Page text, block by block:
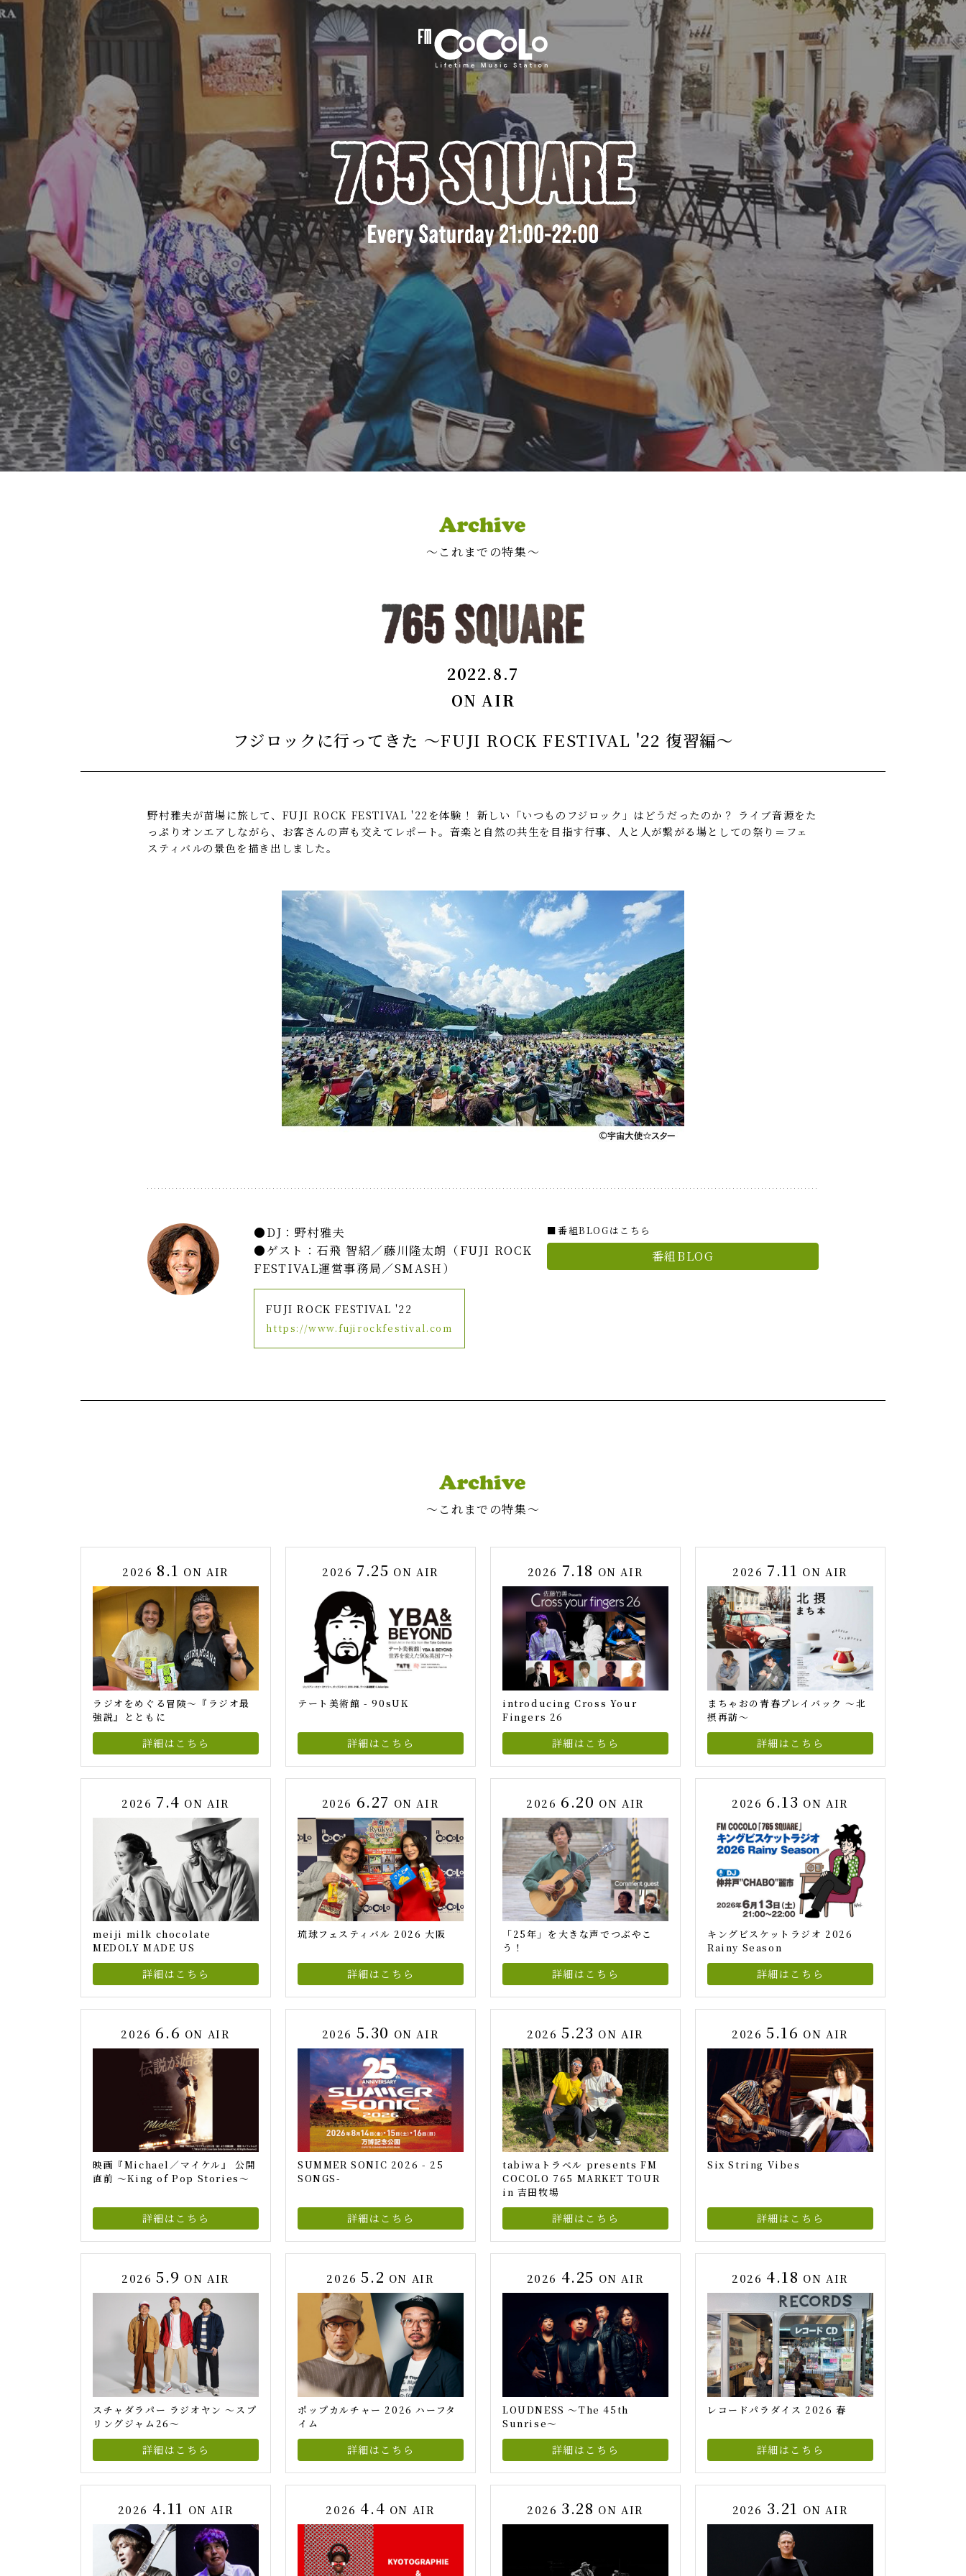
〜これまでの特集〜
2022.8.7
ON AIR
フジロックに行ってきた ～FUJI ROCK FESTIVAL '22 復習編～
野村雅夫が苗場に旅して、FUJI ROCK FESTIVAL '22を体験！ 新しい「いつものフジロック」はどうだったのか？ ライブ音源をた
っぷりオンエアしながら、お客さんの声も交えてレポート。音楽と自然の共生を目指す行事、人と人が繋がる場としての祭り＝フェ
スティバルの景色を描き出しました。
DJ：野村雅夫
ゲスト：石飛 智紹／藤川隆太朗（FUJI ROCK
FESTIVAL運営事務局／SMASH）
FUJI ROCK FESTIVAL '22
https://www.fujirockfestival.com
■番組BLOGはこちら
番組BLOG
〜これまでの特集〜
2026 8.1 ON AIR
ラジオをめぐる冒険～『ラジオ最
強説』とともに
詳細はこちら
2026 7.25 ON AIR
テート美術館 - 90sUK
詳細はこちら
2026 7.18 ON AIR
introducing Cross Your
Fingers 26
詳細はこちら
2026 7.11 ON AIR
まちゃおの青春プレイバック ～北
摂再訪～
詳細はこちら
2026 7.4 ON AIR
meiji milk chocolate
MEDOLY MADE US
詳細はこちら
2026 6.27 ON AIR
琉球フェスティバル 2026 大阪
詳細はこちら
2026 6.20 ON AIR
「25年」を大きな声でつぶやこ
う！
詳細はこちら
2026 6.13 ON AIR
キングビスケットラジオ 2026
Rainy Season
詳細はこちら
2026 6.6 ON AIR
映画『Michael／マイケル』 公開
直前 ～King of Pop Stories～
詳細はこちら
2026 5.30 ON AIR
SUMMER SONIC 2026 - 25
SONGS-
詳細はこちら
20265.23 ON AIR
tabiwaトラベル presents FM
COCOLO 765 MARKET TOUR
in 吉田牧場
詳細はこちら
20265.16 ON AIR
Six String Vibes
詳細はこちら
2026 5.9 ON AIR
スチャダラパー ラジオヤン ～スプ
リングジャム26～
詳細はこちら
20265.2 ON AIR
ポップカルチャー 2026 ハーフタ
イム
詳細はこちら
2026 4.25 ON AIR
LOUDNESS ～The 45th
Sunrise～
詳細はこちら
2026 4.18 ON AIR
レコードパラダイス 2026 春
詳細はこちら
2026 4.11 ON AIR 2026 4.4 ON AIR 2026 3.28 ON AIR 2026 3.21 ON AIR